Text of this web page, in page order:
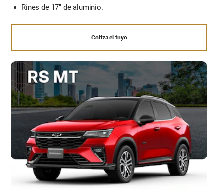
Rines de 17" ​de aluminio.​
Cotiza el tuyo